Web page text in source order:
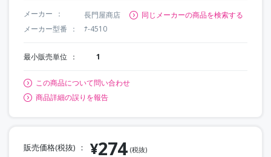
メーカー 長門屋商店
同じメーカーの商品を検索する
メーカー型番
ﾅ-4510
最小販売単位 1
この商品について問い合わせ
商品詳細の誤りを報告
販売価格(税抜) ¥274 (税抜)